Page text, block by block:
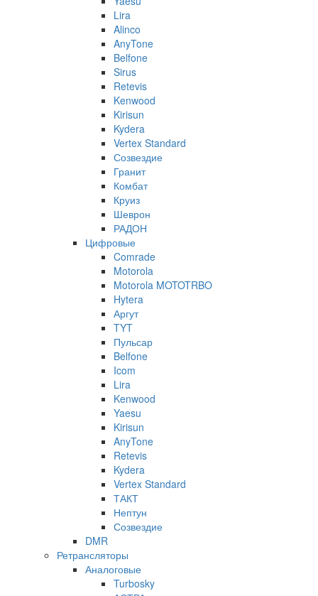
Lira
Alinco
AnyTone
Belfone
Sirus
Retevis
Kenwood
Kirisun
Kydera
Vertex Standard
Созвездие
Гранит
Комбат
Круиз
Шеврон
РАДОН
Цифровые
Comrade
Motorola
Motorola MOTOTRBO
Hytera
Аргут
TYT
Пульсар
Belfone
Icom
Lira
Kenwood
Yaesu
Kirisun
AnyTone
Retevis
Kydera
Vertex Standard
ТАКТ
Нептун
Созвездие
DMR
Ретрансляторы
Аналоговые
Turbosky